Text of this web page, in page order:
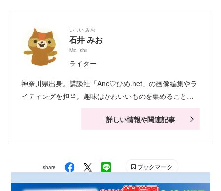
いしい みお
石井 みお
Mio Ishii
ライター
神奈川県出身。講談社「Ane♡ひめ.net」の画像編集やラ
イティングを担当。趣味はかわいいものを集めること
詳しい情報や関連記事
share ブックマーク